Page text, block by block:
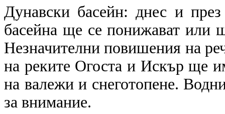
Дунавски басейн: днес и
басейна ще се понижават или
Незначителни повишения на
на реките Огоста и Искър ще
на валежи и снеготопене.
за внимание.